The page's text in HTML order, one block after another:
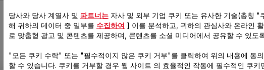
당사와 당사 계열사 및 파트너는 자사 및 외부 기업 쿠키 또는 유사한 기술(총칭 "
해 귀하의 데이터 중 일부를 수집하여 ] 이를 분석하고, 귀하의 관심사와 온라인
로 맞춤형 광고 및 콘텐츠를 제공하며, 콘텐츠를 소셜 미디어에서 공유할 수 있도
"모든 쿠키 수락" 또는 "필수적이지 않은 쿠키 거부"를 클릭하여 위의 내용에 동
할 수 있습니다. 쿠키를 거부할 경우 웹 사이트 의 효율적인 작동에 필수적인 쿠키